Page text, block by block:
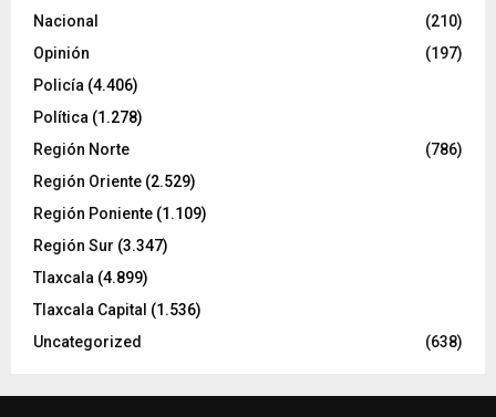
Nacional
(210)
Opinión
(197)
Policía (4.406)
Política (1.278)
Región Norte
(786)
Región Oriente (2.529)
Región Poniente (1.109)
Región Sur (3.347)
Tlaxcala (4.899)
Tlaxcala Capital (1.536)
Uncategorized
(638)